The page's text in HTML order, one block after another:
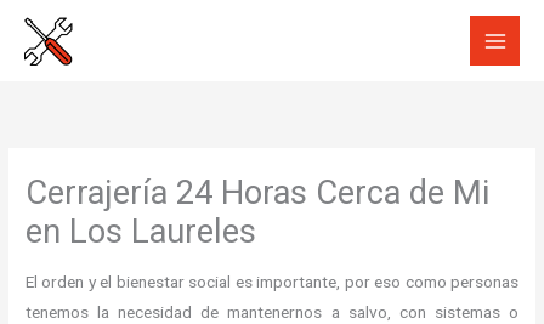
Cerrajería 24 Horas Cerca de Mi
en Los Laureles
El orden y el bienestar social es importante, por eso como personas
tenemos la necesidad de mantenernos a salvo, con sistemas o